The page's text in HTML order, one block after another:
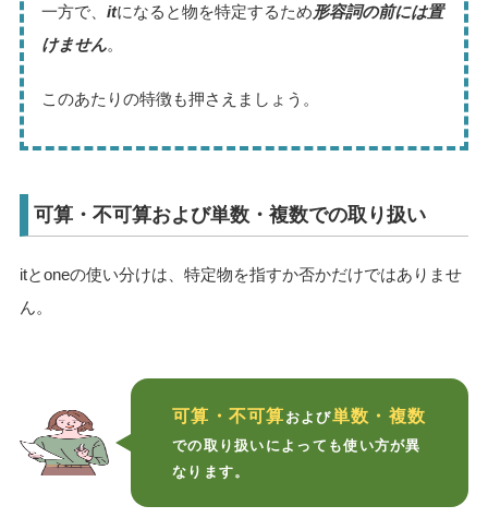
一方で、 itになると物を特定するため形容詞の前には置
けません。
このあたりの特徴も押さえましょう。
可算・不可算および単数・複数での取り扱い
itとoneの使い分けは、特定物を指すか否かだけではありませ
ん。
可算・不可算 および単数・複数
での取り扱いによっても使い方が異
なります。